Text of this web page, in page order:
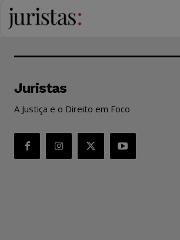
Juristas
A Justiça e o Direito em Foco